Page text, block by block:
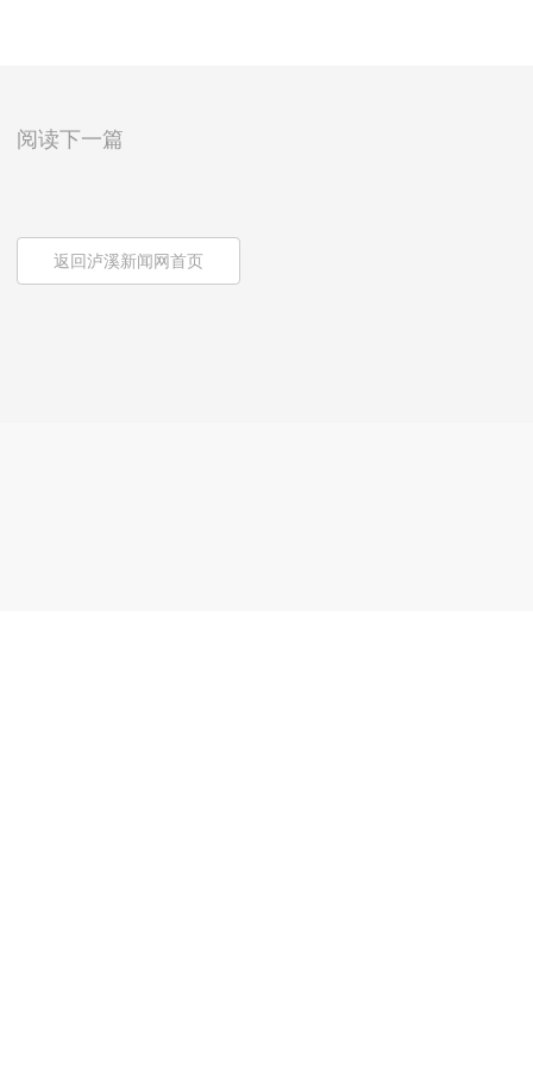
阅读下一篇
返回泸溪新闻网首页